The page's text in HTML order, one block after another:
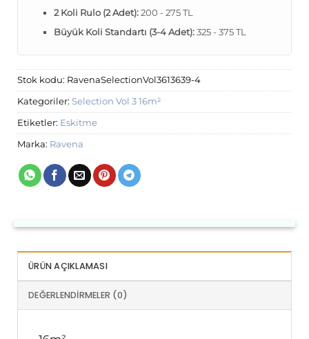
2 Koli Rulo (2 Adet):200 - 275 TL
Büyük Koli Standartı (3-4 Adet):325 - 375 TL
Stok kodu: RavenaSelectionVol3613639-4
Kategoriler: Selection Vol 3 16m²
Etiketler: Eskitme
Marka: Ravena
ÜRÜN AÇIKLAMASI
DEĞERLENDIRMELER (0)